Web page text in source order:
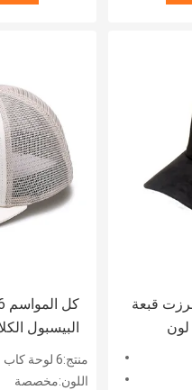
الرجال
الشعار
منتج:6 لوحة كاب سائق الشاحنة
اللون:مخصصة
طرزت قبعة
لون